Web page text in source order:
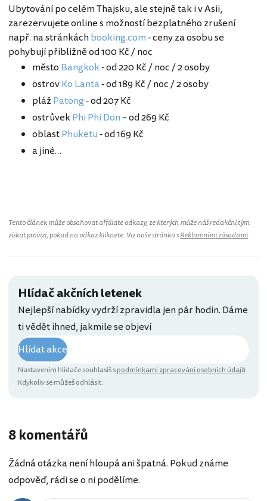
Ubytování po celém Thajsku, ale stejně tak i v Asii,
zarezervujete online s možností bezplatného zrušení
např. na stránkáchbooking.com- ceny za osobu se
pohybují přibližně od 100 Kč / noc
město Bangkok- od 220 Kč / noc / 2 osoby
ostrovKo Lanta- od 189 Kč / noc / 2 osoby
plážPatong- od 207 Kč
ostrůvekPhi Phi Don– od 269 Kč
oblastPhuketu- od 169 Kč
a jiné…
Tento článek může obsahovat affiliate odkazy, ze kterých může náš redakční tým
získat provizi, pokud na odkaz kliknete. Viz naše stránka sReklamními zásadami.
Hlídač akčních letenek
Nejlepší nabídky vydrží zpravidla jen pár hodin. Dáme
ti vědět ihned, jakmile se objeví
Hlídat akce
Nastavením hlídače souhlasíš spodmínkami zpracování osobních údajů.
Kdykoliv se můžeš odhlásit.
8 komentářů
Žádná otázka není hloupá ani špatná. Pokud známe
odpověď, rádi se o ni podělíme.